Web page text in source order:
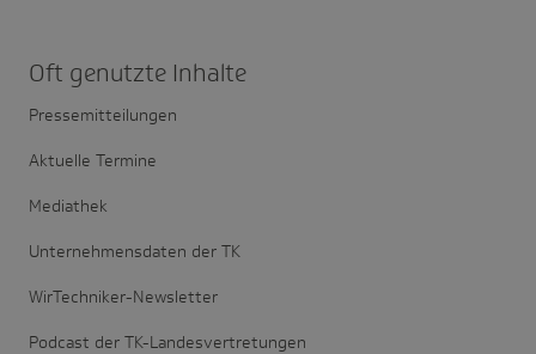
Oft genutzte Inhalte
Pressemitteilungen
Aktuelle Termine
Mediathek
Unternehmensdaten der TK
WirTechniker-Newsletter
Podcast der TK-Landesvertretungen